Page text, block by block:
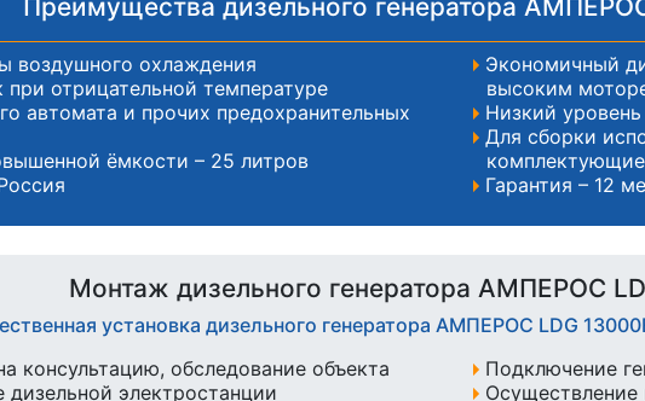
Преимущества дизельного генератора
воздушного охлаждения
при отрицательной температуре
автомата и прочих предохранительных
ёмкости – 25 литров
Экономичный
высоким
Низкий
Для сборки
комплектующие
Гарантия – 12
Монтаж дизельного генератора АМПЕРОС
установка дизельного генератора АМПЕРОС LDG
консультацию, обследование объекта
электростанции
Подключение
Осуществление